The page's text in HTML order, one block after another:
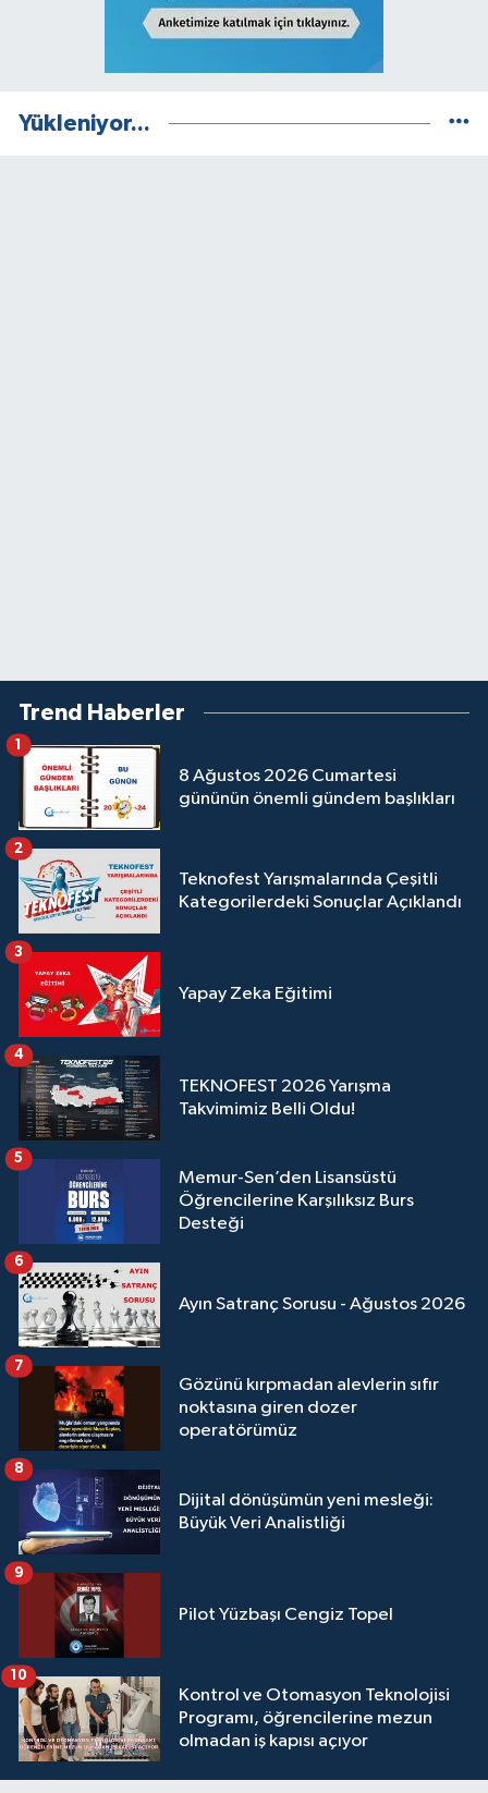
Yükleniyor...
Trend Haberler
8 Ağustos 2026 Cumartesi
gününün önemli gündem başlıkları
1
Teknofest Yarışmalarında Çeşitli
Kategorilerdeki Sonuçlar Açıklandı
2
Yapay Zeka Eğitimi
3
TEKNOFEST 2026 Yarışma
Takvimimiz Belli Oldu!
4
Memur-Sen’den Lisansüstü
Öğrencilerine Karşılıksız Burs
Desteği
5
Ayın Satranç Sorusu - Ağustos 2026
6
Gözünü kırpmadan alevlerin sıfır
noktasına giren dozer
operatörümüz
7
Dijital dönüşümün yeni mesleği:
Büyük Veri Analistliği
8
Pilot Yüzbaşı Cengiz Topel
9
Kontrol ve Otomasyon Teknolojisi
Programı, öğrencilerine mezun
olmadan iş kapısı açıyor
10